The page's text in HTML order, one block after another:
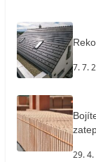
7. 7.
29.